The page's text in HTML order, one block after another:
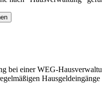
bei einer WEG-